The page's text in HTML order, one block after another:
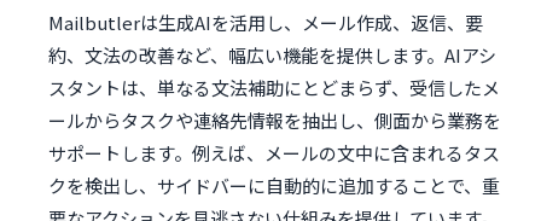
Mailbutlerは生成AIを活用し、メール作成、返信、要
約、文法の改善など、幅広い機能を提供します。AIアシ
スタントは、単なる文法補助にとどまらず、受信したメ
ールからタスクや連絡先情報を抽出し、側面から業務を
サポートします。例えば、メールの文中に含まれるタス
クを検出し、サイドバーに自動的に追加することで、重